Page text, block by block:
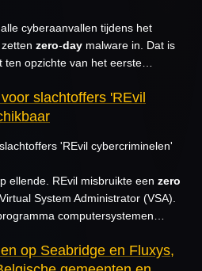
cyberaanvallen tijdens het
zero-day malware in. Dat is
opzichte van het eerste…
slachtoffers 'REvil
'REvil cybercriminelen'
ellende. REvil misbruikte een zero
System Administrator (VSA).
computersystemen…
op Seabridge en Fluxys,